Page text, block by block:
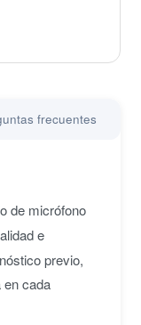
frecuentes
de micrófono
e
previo,
en cada